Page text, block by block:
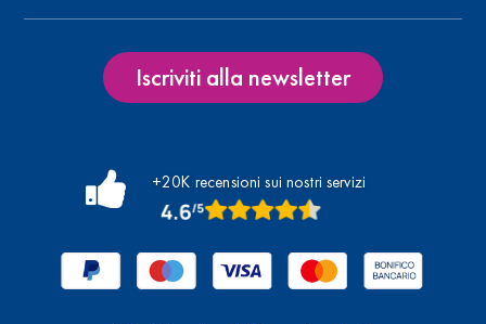
Iscriviti alla newsletter
+20K recensioni sui nostri servizi